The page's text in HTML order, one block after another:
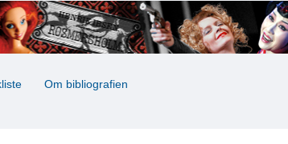
Om bibliografien